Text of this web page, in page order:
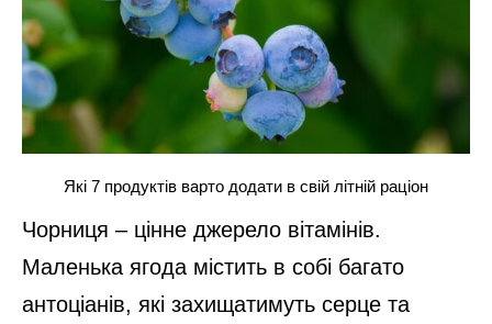
Які 7 продуктів варто додати в свій літній раціон
Чорниця – цінне джерело вітамінів.
Маленька ягода містить в собі багато
антоціанів, які захищатимуть серце та